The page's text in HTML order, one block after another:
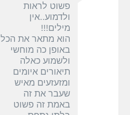
פשוט לראות
ולדמוע..אין
מילים!!!
הוא מתאר את הכל
באופן כה מוחשי
ולשמוע כאלה
תיאורים איומים
ומזעזעים מאיש
שעבר את זה
באמת זה פשוט